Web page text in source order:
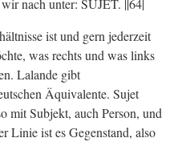
nach unter: SUJET. ||64|
ist und gern jederzeit
was rechts und was links
Lalande gibt
Äquivalente. Sujet
mit Subjekt, auch Person, und
Linie ist es Gegenstand, also